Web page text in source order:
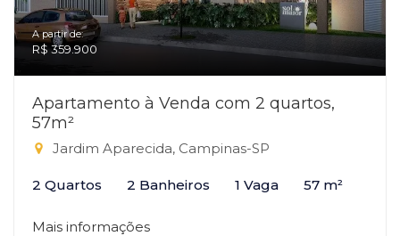
A partir de:
R$ 359.900
Apartamento à Venda com 2 quartos,
57m²
Jardim Aparecida, Campinas-SP
2 Quartos 2 Banheiros 1 Vaga 57 m²
Mais informações